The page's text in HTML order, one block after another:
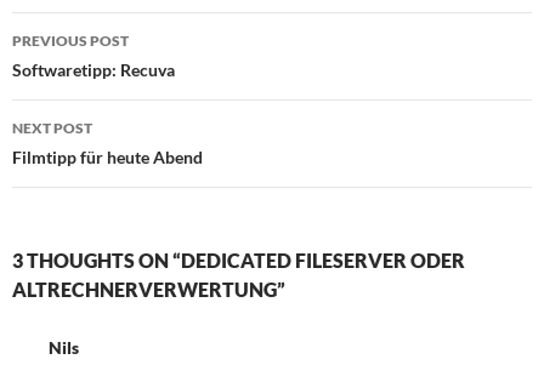
Post
navigation
PREVIOUS POST
Softwaretipp: Recuva
NEXT POST
Filmtipp für heute Abend
3 THOUGHTS ON “DEDICATED FILESERVER ODER
ALTRECHNERVERWERTUNG”
Nils